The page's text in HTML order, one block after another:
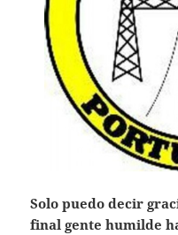
Solo puedo decir
final gente humilde